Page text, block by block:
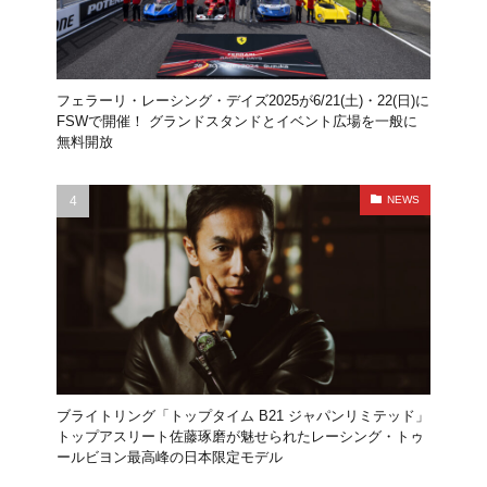
フェラーリ・レーシング・デイズ2025が6/21(土)・22(日)に
FSWで開催！ グランドスタンドとイベント広場を一般に
無料開放
NEWS
ブライトリング「トップタイム B21 ジャパンリミテッド」
トップアスリート佐藤琢磨が魅せられたレーシング・トゥ
ールビヨン最高峰の日本限定モデル